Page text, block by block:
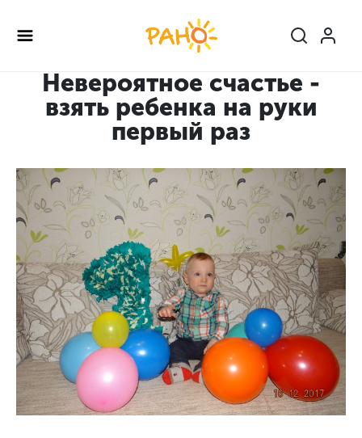
основному
содержанию
Невероятное счастье -
взять ребенка на руки
первый раз